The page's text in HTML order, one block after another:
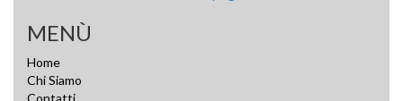
MENÙ
Home
Chi Siamo
Contatti